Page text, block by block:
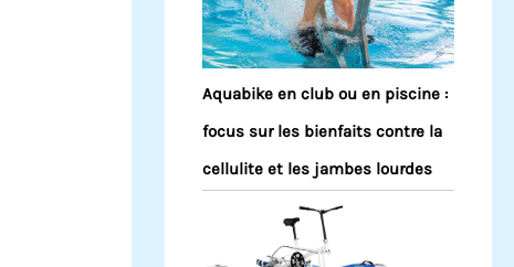
Aquabike en club ou en piscine :
focus sur les bienfaits contre la
cellulite et les jambes lourdes